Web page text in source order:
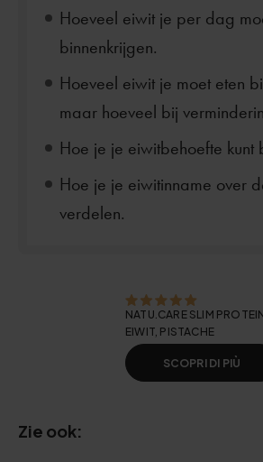
Hoeveel eiwit je per dag
binnenkrijgen.
Hoeveel eiwit je moet eten
maar hoeveel bij
Hoe je je eiwitbehoefte kunt
Hoe je je eiwitinname over
verdelen.
NATU.CARE SLIM
EIWIT, PISTACHE
SCOPRI DI PIÙ
Zie ook: